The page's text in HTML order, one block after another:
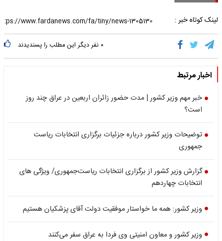
لینک کوتاه خبر :
۰ نفر دیگر این مطلب را پسندیدند
اخبار مرتبط
خبر مهم وزیر کشور | مدت حضور زائران اربعین در عراق چند روز
است؟
توضیحات وزیر کشور درباره جزئیات برگزاری انتخابات ریاست
جمهوری
گزارش وزیر کشور از برگزاری انتخابات ریاست‌جمهوری/ ویژگی های
انتخابات چهاردهم
وزیر کشور: همه ما خواستار موفقیت دولت آقای پزشکیان هستیم
وزیر کشور و معاون امنیتی وی فردا به عراق سفر می‌کنند